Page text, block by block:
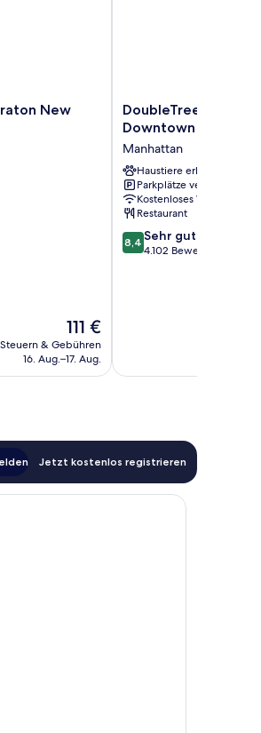
New
Der
Preis
beträgt
111 €
& Gebühren
16. Aug.–17. Aug.
DoubleTree
by
New
York
Downtown
Manhattan
DoubleTree by
Downtown
Manhattan
Haustiere erlaubt
Parkplätze verfügbar
Kostenloses WLAN
Restaurant
8.4
von
8,4 Sehr gut
4.102 Bewertungen
Jetzt kostenlos registrieren